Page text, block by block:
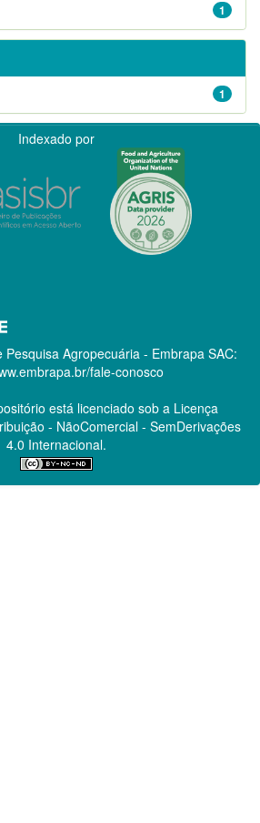
1
1
Indexado por
Pesquisa Agropecuária - Embrapa SAC:
fale-conosco
está licenciado sob a Licença
- NãoComercial - SemDerivações
4.0 Internacional.